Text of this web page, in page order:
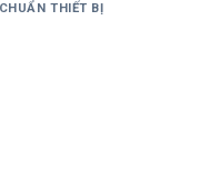
THIẾT BỊ